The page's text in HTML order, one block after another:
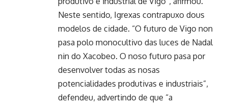
Neste sentido, Igrexas contrapuxo dous
modelos de cidade. “O futuro de Vigo non
pasa polo monocultivo das luces de Nadal
nin do Xacobeo. O noso futuro pasa por
desenvolver todas as nosas
potencialidades produtivas e industriais”,
defendeu, advertindo de que “a